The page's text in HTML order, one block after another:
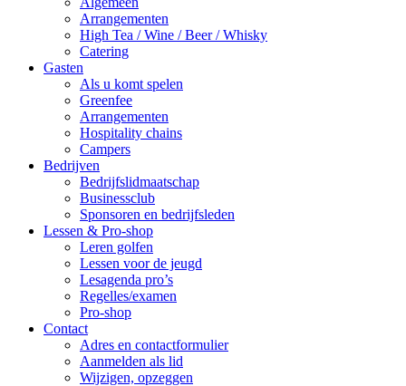
Arrangementen
High Tea / Wine / Beer / Whisky
Catering
Gasten
Als u komt spelen
Greenfee
Arrangementen
Hospitality chains
Campers
Bedrijven
Bedrijfslidmaatschap
Businessclub
Sponsoren en bedrijfsleden
Lessen & Pro-shop
Leren golfen
Lessen voor de jeugd
Lesagenda pro’s
Regelles/examen
Pro-shop
Contact
Adres en contactformulier
Aanmelden als lid
Wijzigen, opzeggen